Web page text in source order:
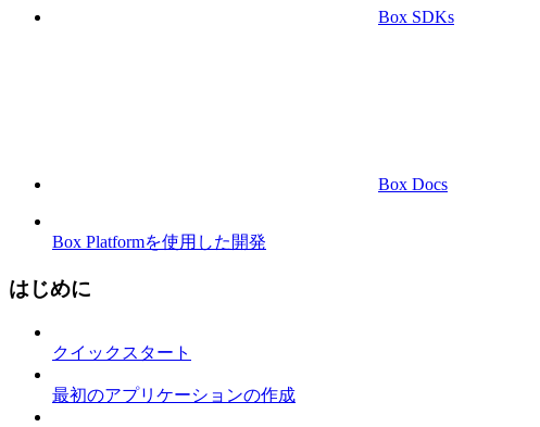
Box SDKs
Box Docs
Box Platformを使用した開発
はじめに
クイックスタート
最初のアプリケーションの作成